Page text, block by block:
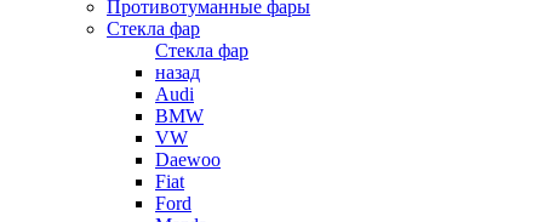
Противотуманные фары
Стекла фар
Стекла фар
назад
Audi
BMW
VW
Daewoo
Fiat
Ford